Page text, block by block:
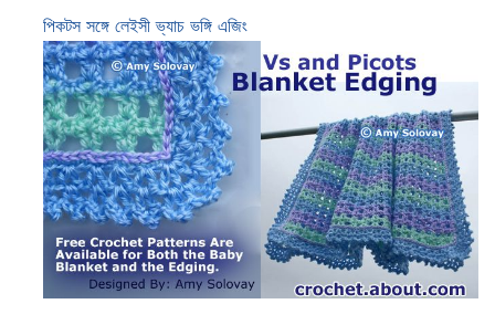
পিকটস সঙ্গে লেইসী ভ্যাচ ভঙ্গি এজিং